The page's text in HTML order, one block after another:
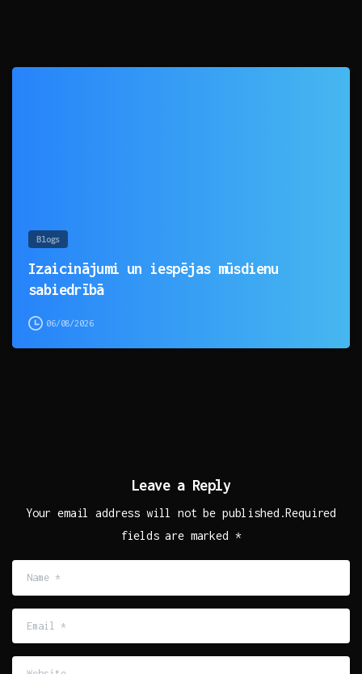
Blogs
Izaicinājumi un iespējas mūsdienu
sabiedrībā
06/08/2026
Leave a Reply
Your email address will not be published.Required
fields are marked *
*
Website